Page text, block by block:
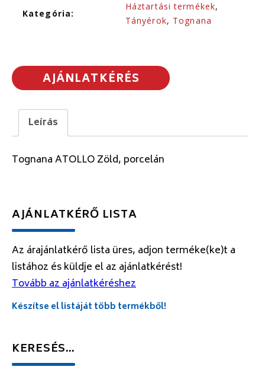
Kategória:
Háztartási termékek,
Tányérok, Tognana
AJÁNLATKÉRÉS
Leírás
Tognana ATOLLO Zöld, porcelán
AJÁNLATKÉRŐ LISTA
Az árajánlatkérő lista üres, adjon terméke(ke)t a
listához és küldje el az ajánlatkérést!
Tovább az ajánlatkéréshez
Készítse el listáját több termékből!
KERESÉS…